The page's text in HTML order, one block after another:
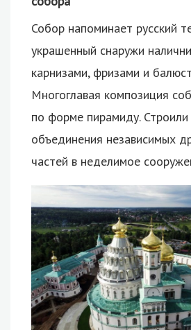
Собор напоминает русский
украшенный снаружи
карнизами, фризами и
Многоглавая композиция
по форме пирамиду.
объединения независимых
частей в неделимое